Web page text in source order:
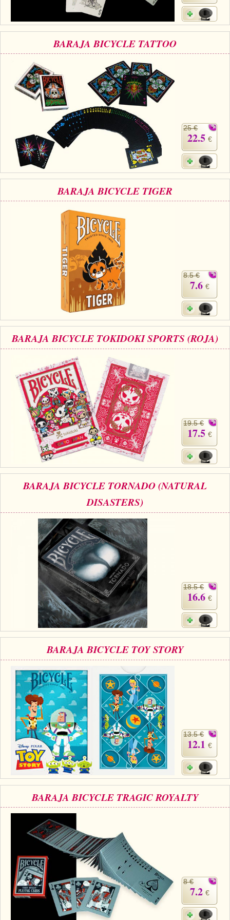
BARAJA BICYCLE TATTOO
25 €
22.5 €
BARAJA BICYCLE TIGER
8.5 €
7.6 €
BARAJA BICYCLE TOKIDOKI SPORTS (ROJA)
19.5 €
17.5 €
BARAJA BICYCLE TORNADO (NATURAL
DISASTERS)
18.5 €
16.6 €
BARAJA BICYCLE TOY STORY
13.5 €
12.1 €
BARAJA BICYCLE TRAGIC ROYALTY
8 €
7.2 €